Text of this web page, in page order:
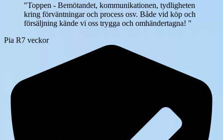
"Toppen - Bemötandet, kommunikationen, tydligheten
kring förväntningar och process osv. Både vid köp och
försäljning kände vi oss trygga och omhändertagna! "
Pia R7 veckor